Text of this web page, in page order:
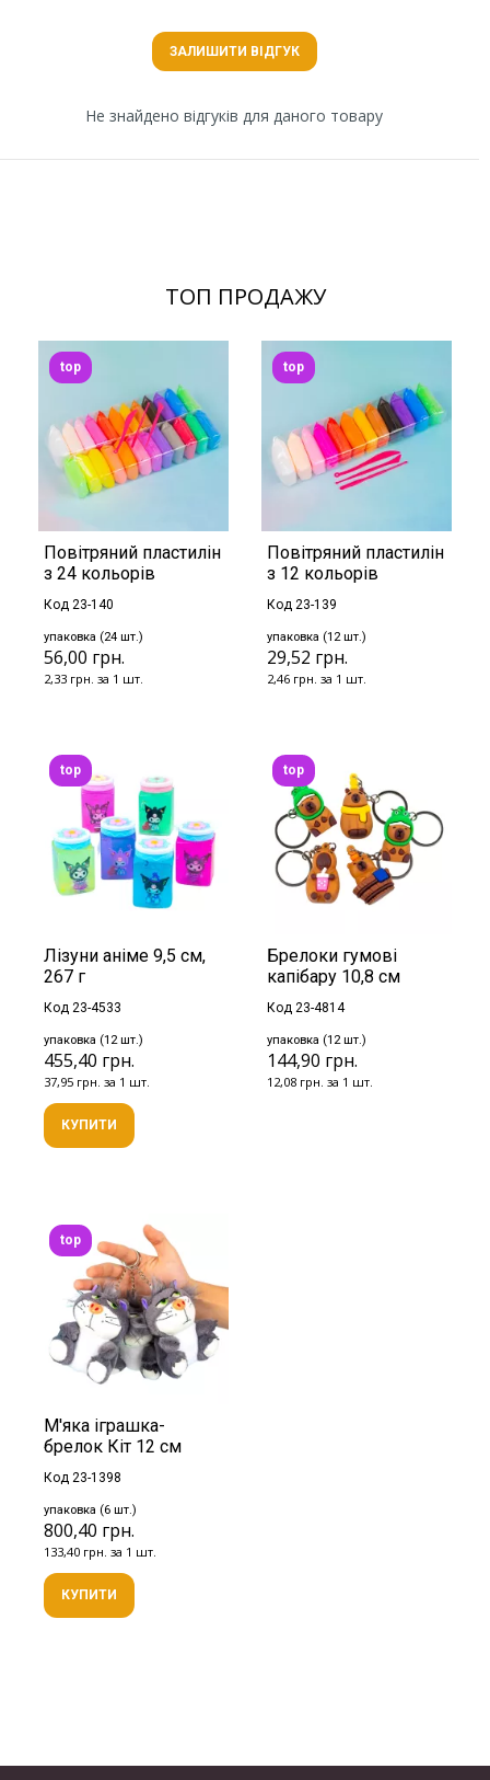
ЗАЛИШИТИ ВІДГУК
Не знайдено відгуків для даного товару
ТОП ПРОДАЖУ
Повітряний пластилін
з 24 кольорів
Код 23-140
упаковка (24 шт.)
56,00 грн.
2,33 грн. за 1 шт.
top
Повітряний пластилін
з 12 кольорів
Код 23-139
упаковка (12 шт.)
29,52 грн.
2,46 грн. за 1 шт.
top
Лізуни аніме 9,5 см,
267 г
Код 23-4533
упаковка (12 шт.)
455,40 грн.
37,95 грн. за 1 шт.
top
КУПИТИ
Брелоки гумові
капібару 10,8 см
Код 23-4814
упаковка (12 шт.)
144,90 грн.
12,08 грн. за 1 шт.
top
М'яка іграшка-
брелок Кіт 12 см
Код 23-1398
упаковка (6 шт.)
800,40 грн.
133,40 грн. за 1 шт.
top
КУПИТИ